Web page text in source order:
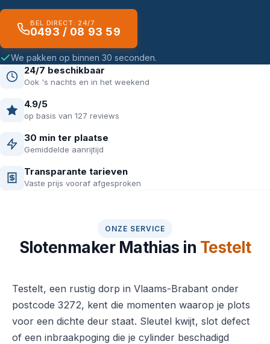
BEL DIRECT: 24/7
0493 / 08 93 59
We pakken op binnen 30 seconden.
24/7 beschikbaar
Ook 's nachts en in het weekend
4.9/5
op basis van 127 reviews
30 min ter plaatse
Gemiddelde aanrijtijd
Transparante tarieven
Vaste prijs vooraf afgesproken
ONZE SERVICE
Slotenmaker Mathias in Testelt
Testelt, een rustig dorp in Vlaams-Brabant onder
postcode 3272, kent die momenten waarop je plots
voor een dichte deur staat. Sleutel kwijt, slot defect
of een inbraakpoging die je cylinder beschadigd